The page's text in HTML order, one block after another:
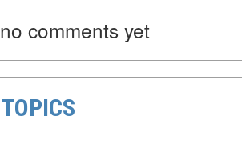
comments yet